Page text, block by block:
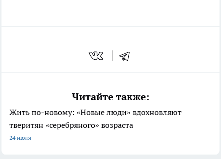
Читайте также:
Жить по-новому: «Новые люди» вдохновляют
тверитян «серебряного» возраста
24 июля